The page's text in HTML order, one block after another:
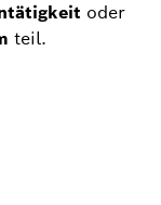
oder
teil.